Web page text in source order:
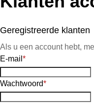
Geregistreerde klanten
Als u een account hebt,
E-mail
Wachtwoord